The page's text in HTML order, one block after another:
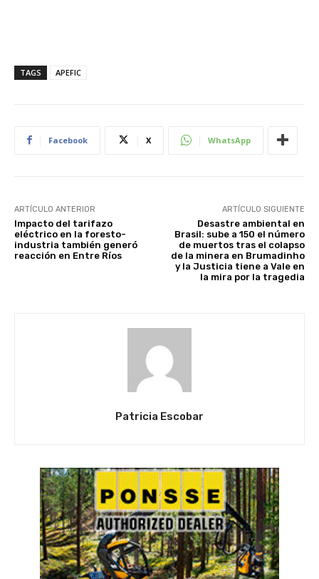
TAGS APEFIC
Facebook X WhatsApp
ARTÍCULO ANTERIOR
Impacto del tarifazo
eléctrico en la foresto-
industria también generó
reacción en Entre Ríos
ARTÍCULO SIGUIENTE
Desastre ambiental en
Brasil: sube a 150 el número
de muertos tras el colapso
de la minera en Brumadinho
y la Justicia tiene a Vale en
la mira por la tragedia
Patricia Escobar